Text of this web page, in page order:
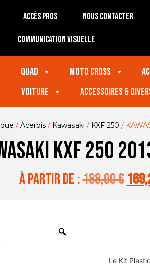
Accès Pros Nous contacter
Communication visuelle
Quad Moto Cross
VOITURE
Accessoires &
/ Acerbis/ Kawasaki / KXF 250 /
KXF 250
à partir de :188,00€
Le Kit